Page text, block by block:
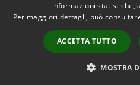
Accessibilità
informazioni statistiche,
Per maggiori dettagli, può
ACCETTA TUTTO
MOSTRA